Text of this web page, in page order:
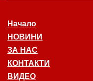
Начало
НОВИНИ
ЗА НАС
КОНТАКТИ
ВИДЕО